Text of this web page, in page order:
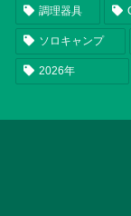
調理器具
ソロキャンプ
2026年